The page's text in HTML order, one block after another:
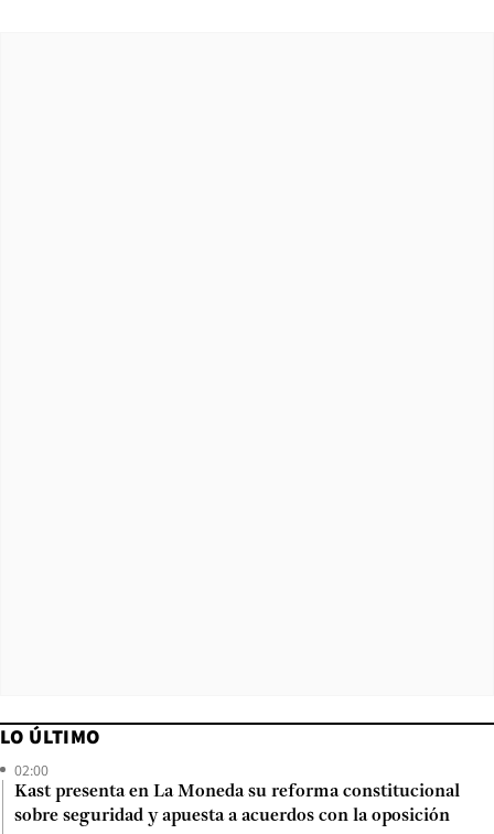
LO ÚLTIMO
02:00
Kast presenta en La Moneda su reforma constitucional
sobre seguridad y apuesta a acuerdos con la oposición